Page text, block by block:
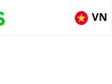
VN